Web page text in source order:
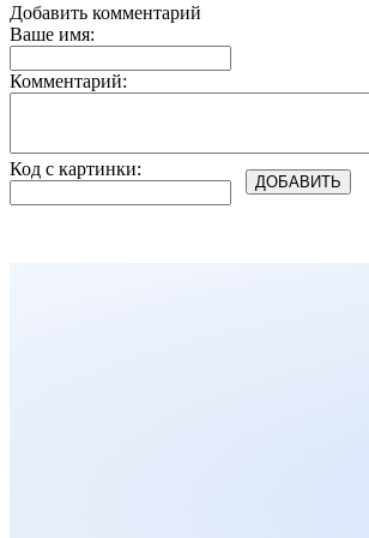
Добавить комментарий
Ваше имя:
Комментарий:
Код с картинки: